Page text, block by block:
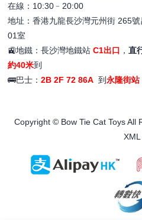
在線：10:30﹣20:00
地址：香港九龍長沙灣元州街 265
01室
🚉地鐵：長沙灣地鐵站C1出口 ，直
約40米到
🚌巴士：2B 2F 72 86A 到永隆街站
Copyright © Bow Tie Cat Toys
XML